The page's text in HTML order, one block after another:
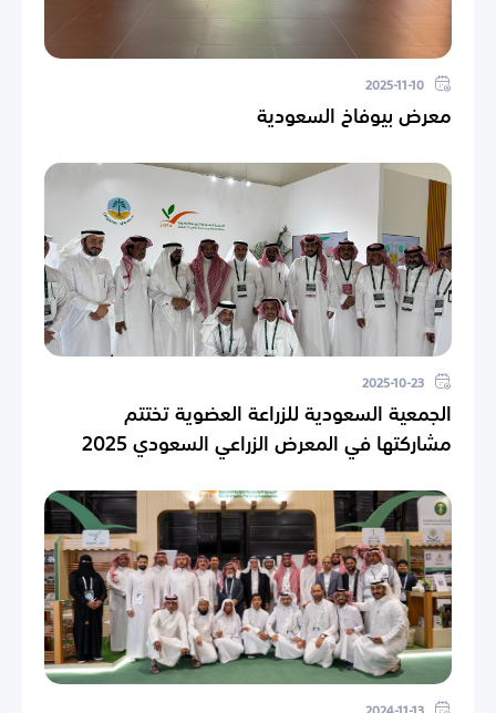
2025-11-10
معرض بيوفاخ السعودية
2025-10-23
الجمعية السعودية للزراعة العضوية تختتم
مشاركتها في المعرض الزراعي السعودي 2025